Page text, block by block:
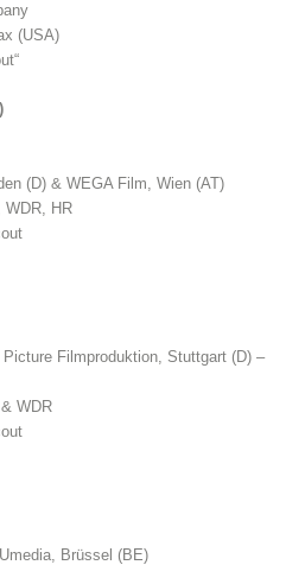
(USA)
(D) & WEGA Film, Wien (AT)
WDR, HR
Filmproduktion, Stuttgart (D) –
WDR
Brüssel (BE)